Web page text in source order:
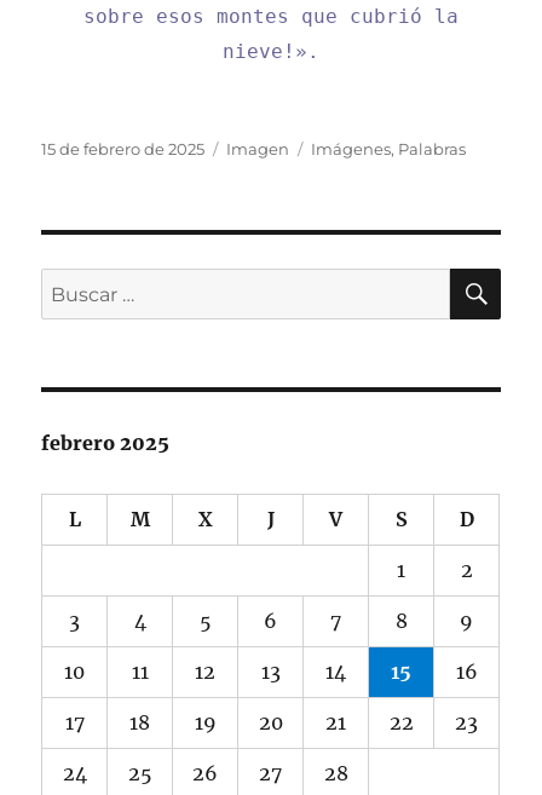
sobre esos montes que cubrió la
nieve!».
Publicado
15 de febrero de 2025 Formato
Imagen Categorías
Imágenes, Palabras
Buscar
por:
febrero 2025
L M X J V S D
1 2
3 4 5 6 7 8 9
10 11 12 13 14 15 16
17 18 19 20 21 22 23
24 25 26 27 28